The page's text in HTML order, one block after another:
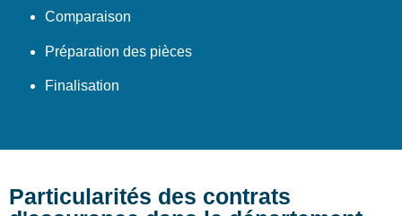
Comparaison
Préparation des pièces
Finalisation
Particularités des contrats